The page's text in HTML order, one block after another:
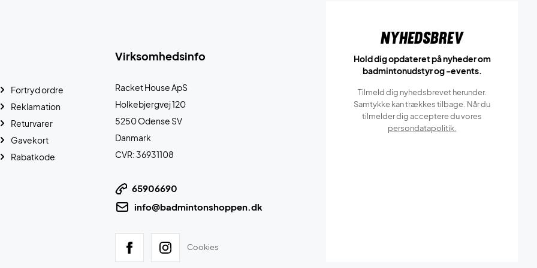
Virksomhedsinfo
Racket House ApS
Holkebjergvej 120
5250 Odense SV
Danmark
CVR: 36931108
65906690
info@badmintonshoppen.dk
Cookies
Fortryd ordre
Reklamation
Returvarer
Gavekort
Rabatkode
Nyhedsbrev
Hold dig opdateret på nyheder om
badmintonudstyr og -events.
Tilmeld dig nyhedsbrevet herunder.
Samtykke kan trækkes tilbage. Når du
tilmelder dig acceptere du vores
persondatapolitik.